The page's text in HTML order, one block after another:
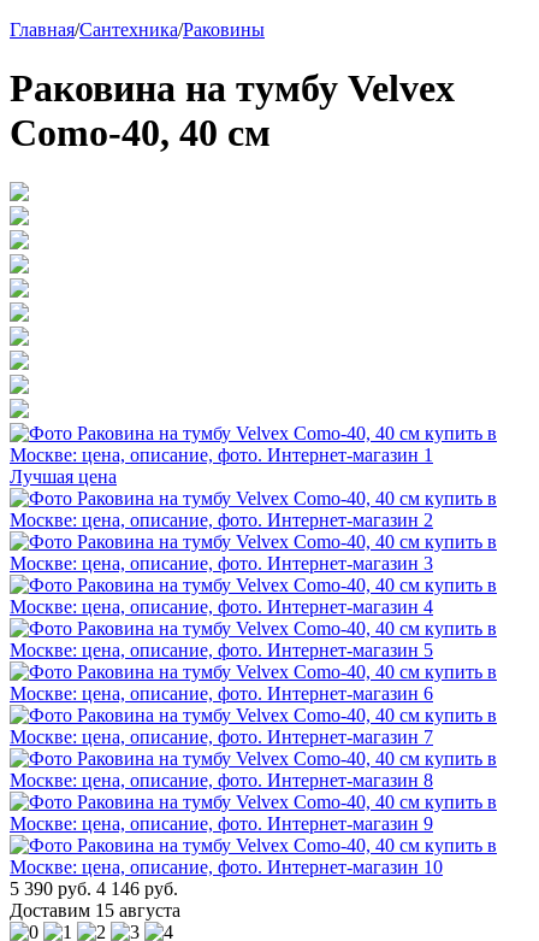
Главная/Сантехника/Раковины
Раковина на тумбу Velvex
Como-40, 40 см
Лучшая цена
5 390 руб. 4 146 руб.
Доставим 15 августа